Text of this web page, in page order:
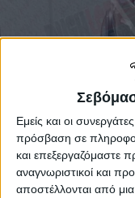
Εμείς και οι
πρόσβαση σε
και επεξεργαζόμαστε
αναγνωριστικοί και
αποστέλλονται από μια